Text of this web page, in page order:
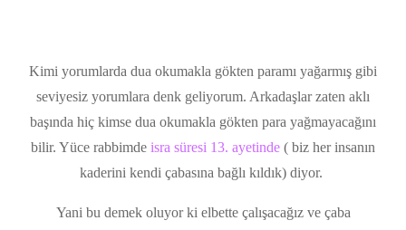
Kimi yorumlarda dua okumakla gökten paramı yağarmış gibi
seviyesiz yorumlara denk geliyorum. Arkadaşlar zaten aklı
başında hiç kimse dua okumakla gökten para yağmayacağını
bilir. Yüce rabbimde isra süresi 13. ayetinde ( biz her insanın
kaderini kendi çabasına bağlı kıldık) diyor.
Yani bu demek oluyor ki elbette çalışacağız ve çaba